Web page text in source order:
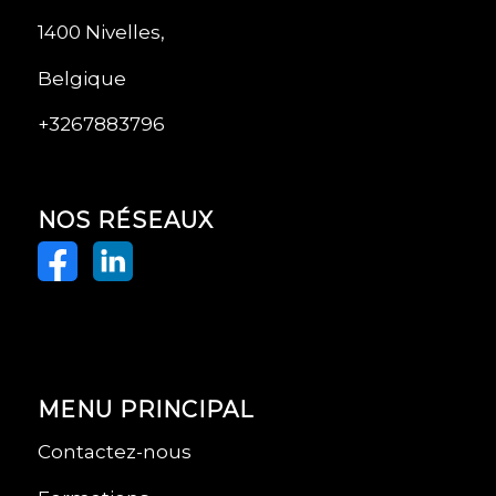
1400 Nivelles,
Belgique
+3267883796
NOS RÉSEAUX
MENU PRINCIPAL
Contactez-nous